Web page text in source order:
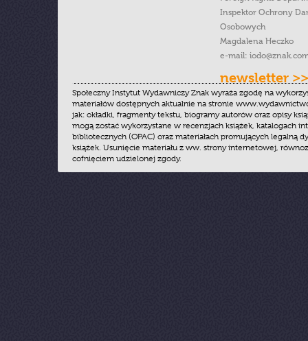
Inspektor Ochrony
Osobowych
Magdalena Heczko
e-mail:
newsletter >>
Społeczny Instytut Wydawniczy Znak wyraża zgodę na
materiałów dostępnych aktualnie na stronie
jak: okładki, fragmenty tekstu, biogramy autorów oraz opisy
mogą zostać wykorzystane w recenzjach książek, katalogach
bibliotecznych (OPAC) oraz materiałach promujących legalną
książek. Usunięcie materiału z ww. strony internetowej,
cofnięciem udzielonej zgody.